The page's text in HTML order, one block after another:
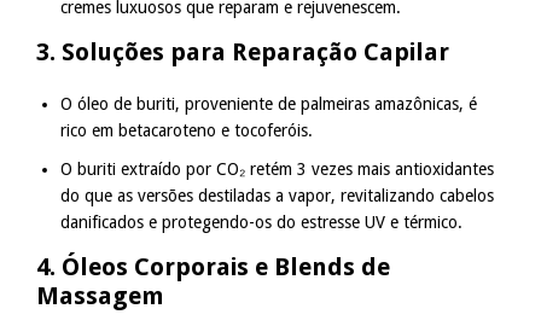
cremes luxuosos que reparam e rejuvenescem.
3. Soluções para Reparação Capilar
O óleo de buriti, proveniente de palmeiras amazônicas, é
rico em betacaroteno e tocoferóis.
O buriti extraído por CO₂ retém 3 vezes mais antioxidantes
do que as versões destiladas a vapor, revitalizando cabelos
danificados e protegendo-os do estresse UV e térmico.
4. Óleos Corporais e Blends de
Massagem